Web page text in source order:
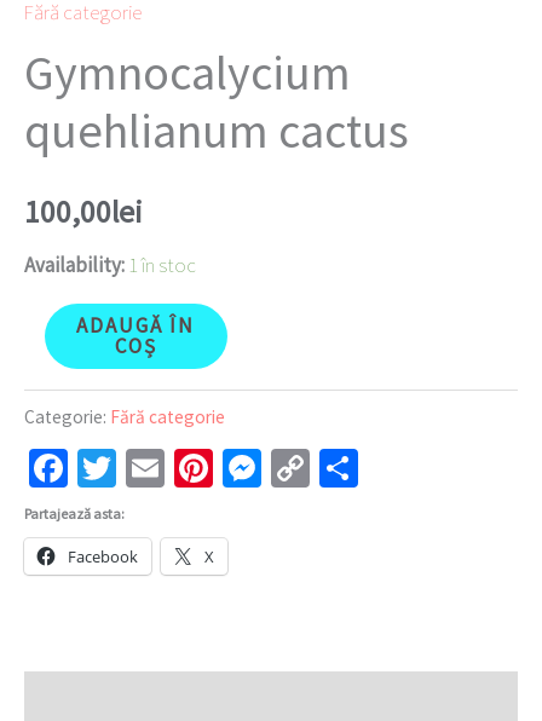
Fără categorie
Gymnocalycium
quehlianum cactus
100,00lei
Availability: 1 în stoc
ADAUGĂ ÎN
COȘ
Categorie: Fără categorie
Facebook
TwitterEmailPinterest
Messenger
Copy
Partajează asta:
Facebook X